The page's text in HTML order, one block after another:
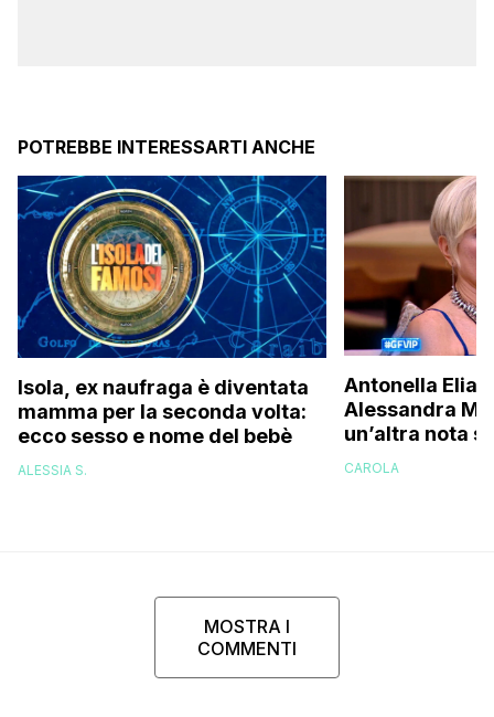
POTREBBE INTERESSARTI ANCHE
Isola, ex naufraga è diventata
mamma per la seconda volta:
ecco sesso e nome del bebè
ALESSIA S.
Antonella Elia
Alessandra
un’altra nota
una bella
CAROLA
MOSTRA I
COMMENTI